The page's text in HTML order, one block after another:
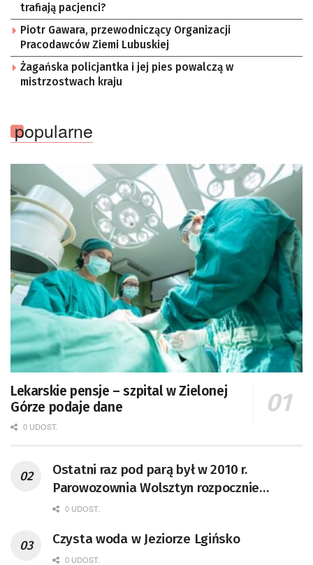
trafiają pacjenci?
Piotr Gawara, przewodniczący Organizacji
Pracodawców Ziemi Lubuskiej
Żagańska policjantka i jej pies powalczą w
mistrzostwach kraju
popularne
Lekarskie pensje – szpital w Zielonej
Górze podaje dane
0 UDOST.
Ostatni raz pod parą był w 2010 r.
Parowozownia Wolsztyn rozpocznie
remont unikatowego Tr5-65
0 UDOST.
Czysta woda w Jeziorze Lgińsko
0 UDOST.